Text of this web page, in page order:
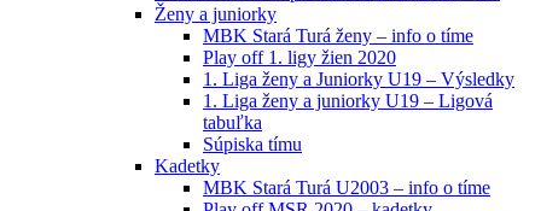
Ženy a juniorky
MBK Stará Turá ženy – info o tíme
Play off 1. ligy žien 2020
1. Liga ženy a Juniorky U19 – Výsledky
1. Liga ženy a juniorky U19 – Ligová
tabuľka
Súpiska tímu
Kadetky
MBK Stará Turá U2003 – info o tíme